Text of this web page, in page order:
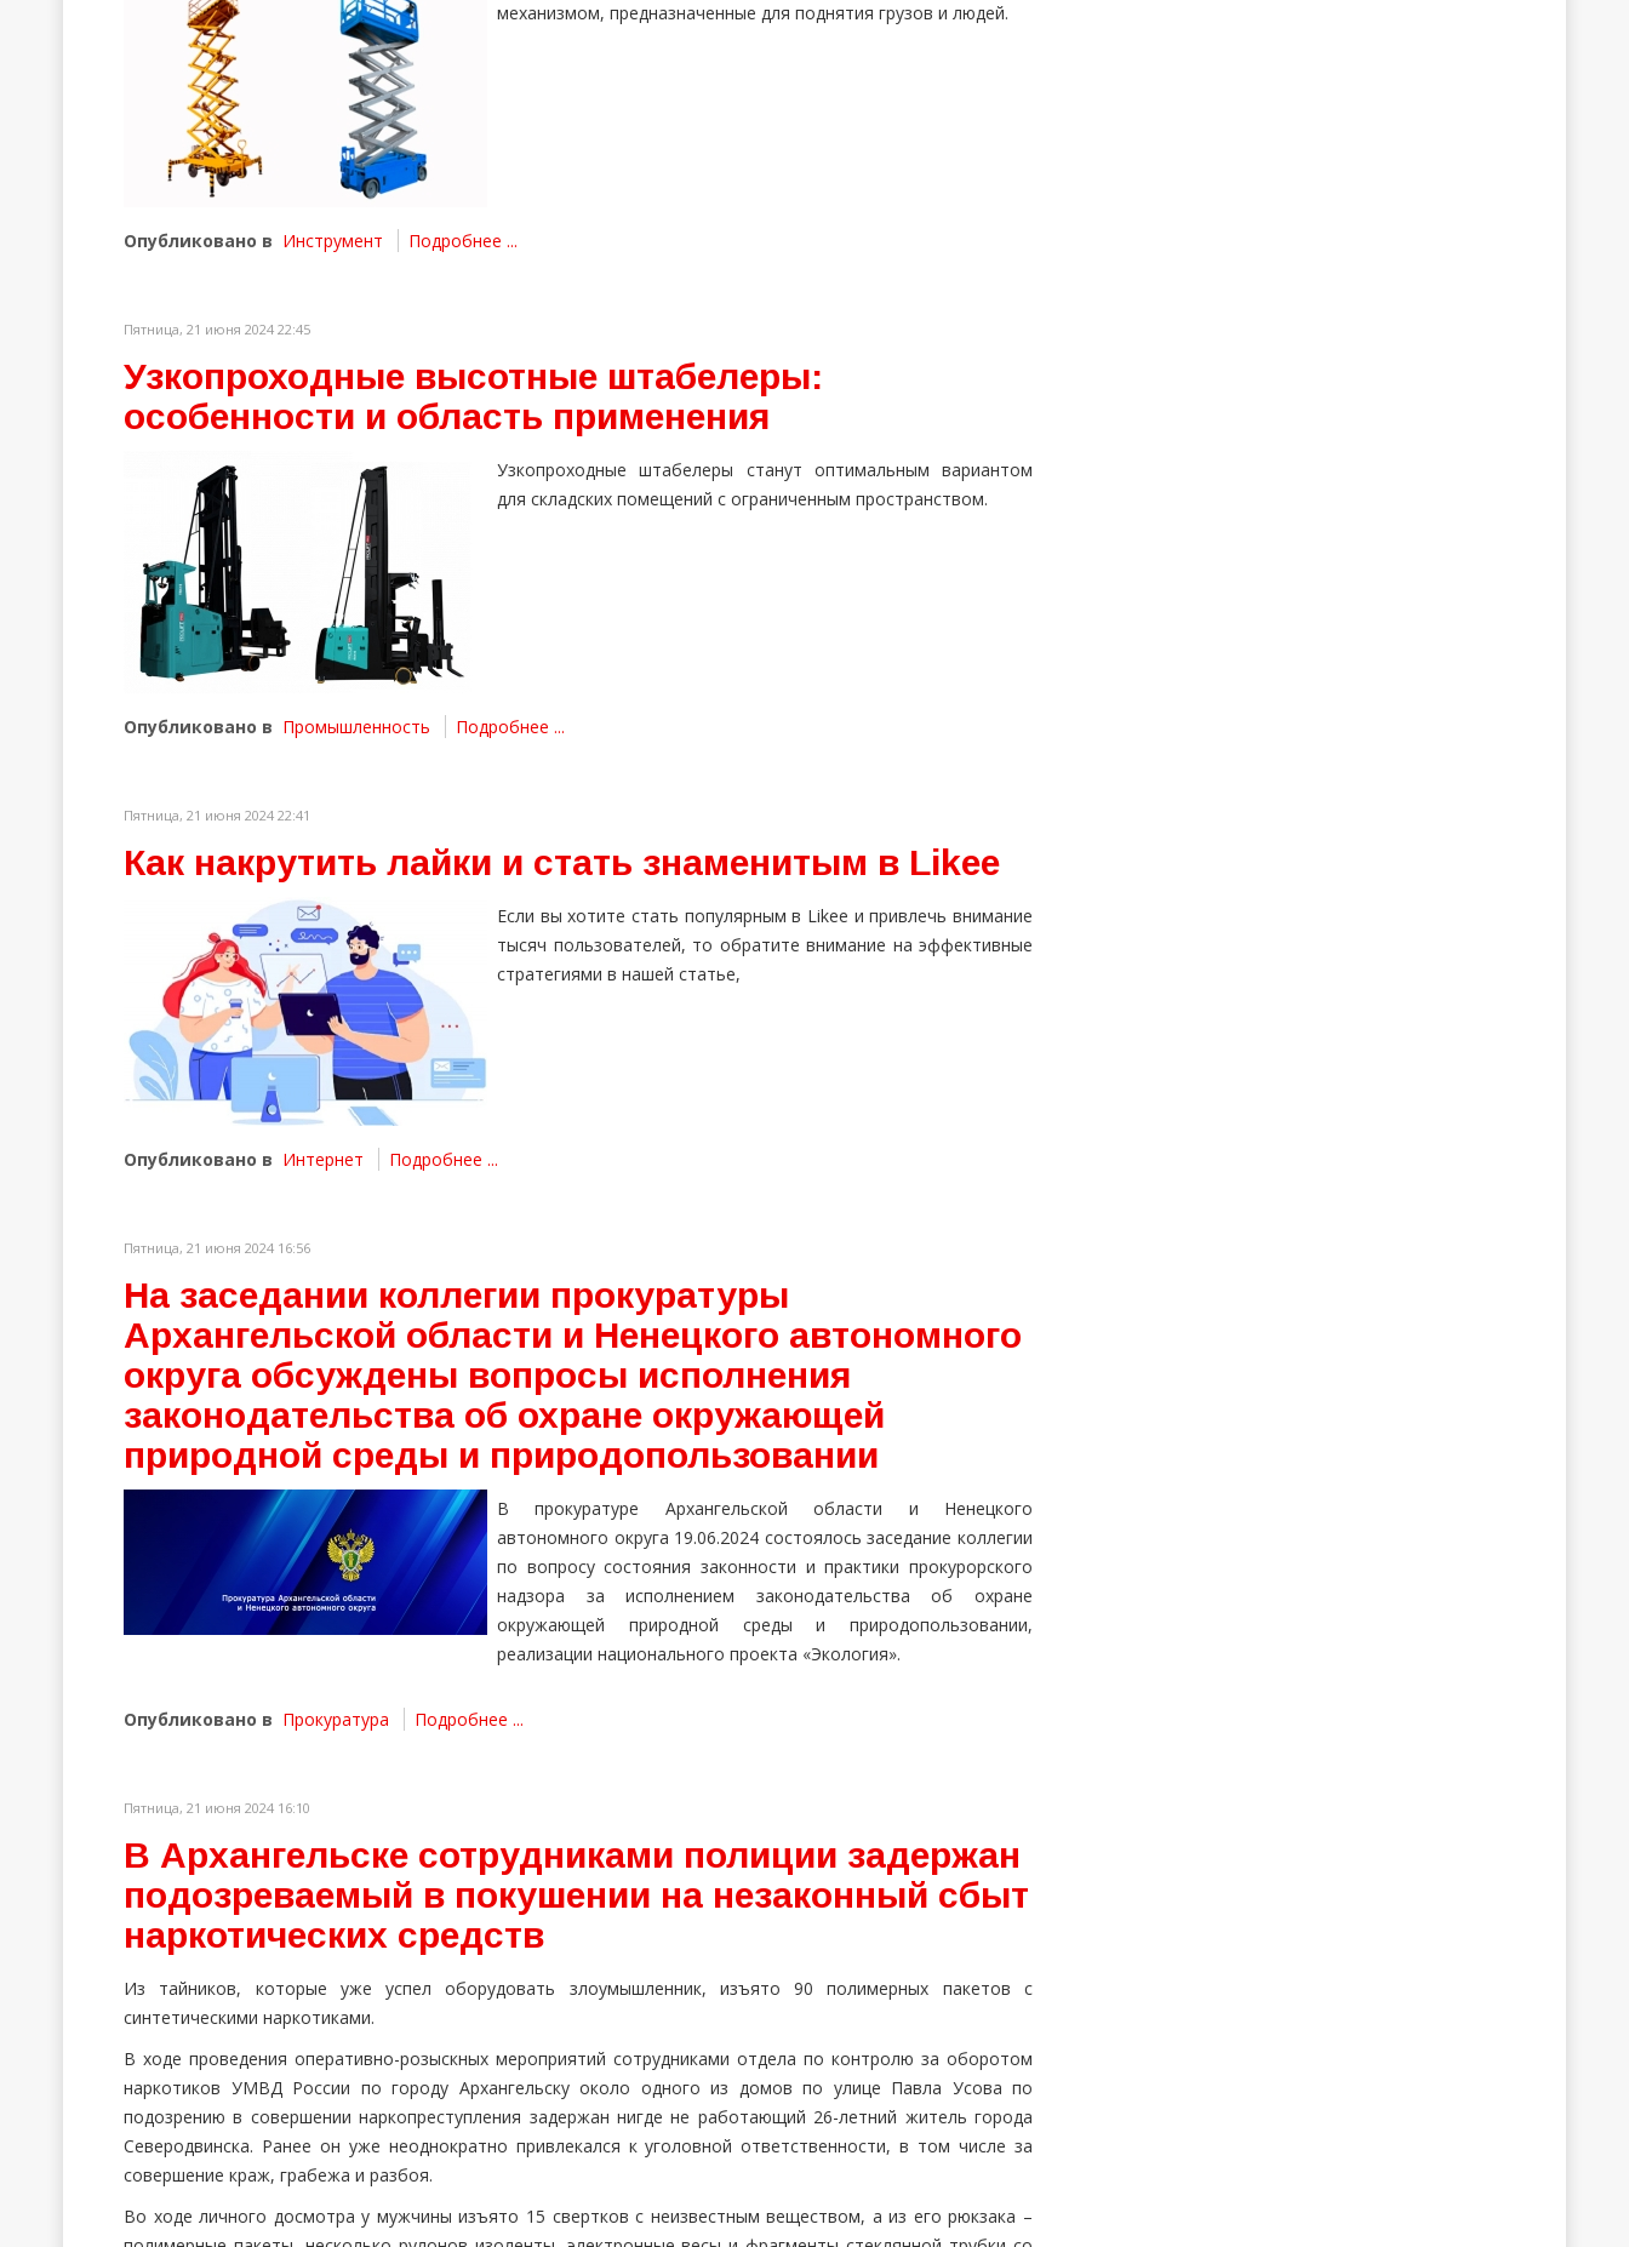
механизмом, предназначенные для поднятия грузов и людей.
Опубликовано в Инструмент Подробнее ...
Пятница, 21 июня 2024 22:45
Узкопроходные высотные штабелеры:
особенности и область применения
Узкопроходные штабелеры станут оптимальным вариантом
для складских помещений с ограниченным пространством.
Опубликовано в Промышленность Подробнее ...
Пятница, 21 июня 2024 22:41
Как накрутить лайки и стать знаменитым в Likee
Если вы хотите стать популярным в Likee и привлечь внимание
тысяч пользователей, то обратите внимание на эффективные
стратегиями в нашей статье,
Опубликовано в Интернет Подробнее ...
Пятница, 21 июня 2024 16:56
На заседании коллегии прокуратуры
Архангельской области и Ненецкого автономного
округа обсуждены вопросы исполнения
законодательства об охране окружающей
природной среды и природопользовании
В прокуратуре Архангельской области и Ненецкого
автономного округа 19.06.2024 состоялось заседание коллегии
по вопросу состояния законности и практики прокурорского
надзора за исполнением законодательства об охране
окружающей природной среды и природопользовании,
реализации национального проекта «Экология».
Опубликовано в Прокуратура Подробнее ...
Пятница, 21 июня 2024 16:10
В Архангельске сотрудниками полиции задержан
подозреваемый в покушении на незаконный сбыт
наркотических средств
Из тайников, которые уже успел оборудовать злоумышленник, изъято 90 полимерных пакетов с
синтетическими наркотиками.
В ходе проведения оперативно-розыскных мероприятий сотрудниками отдела по контролю за оборотом
наркотиков УМВД России по городу Архангельску около одного из домов по улице Павла Усова по
подозрению в совершении наркопреступления задержан нигде не работающий 26-летний житель города
Северодвинска. Ранее он уже неоднократно привлекался к уголовной ответственности, в том числе за
совершение краж, грабежа и разбоя.
Во ходе личного досмотра у мужчины изъято 15 свертков с неизвестным веществом, а из его рюкзака –